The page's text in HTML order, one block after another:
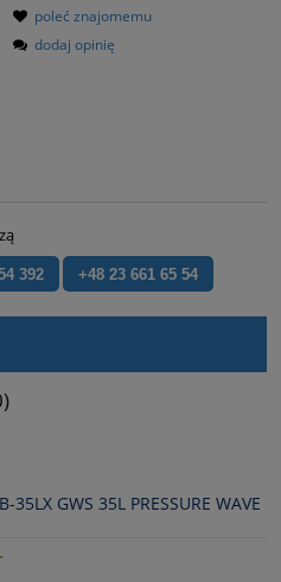
poleć znajomemu
dodaj opinię
392 +48 23 661 65 54
GWS 35L PRESSURE WAVE